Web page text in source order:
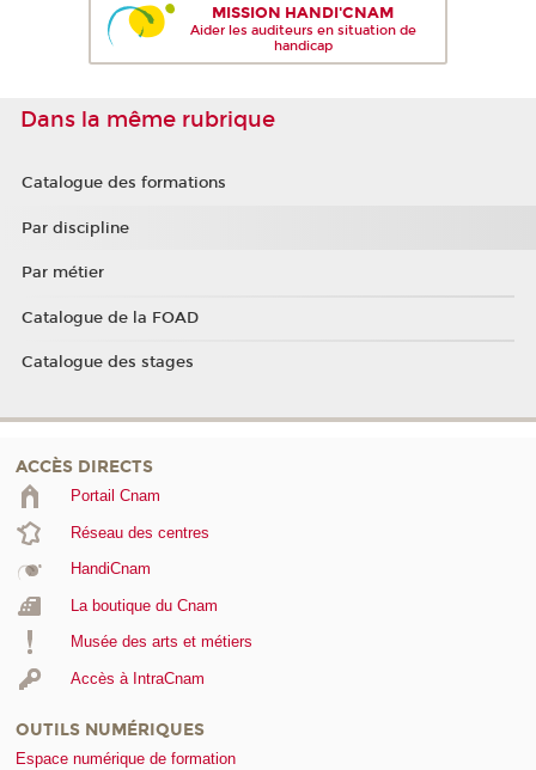
MISSION HANDI'CNAM
Aider les auditeurs en situation de
handicap
Dans la même rubrique
Catalogue des formations
Par discipline
Par métier
Catalogue de la FOAD
Catalogue des stages
ACCÈS DIRECTS
Portail Cnam
Réseau des centres
HandiCnam
La boutique du Cnam
Musée des arts et métiers
Accès à IntraCnam
OUTILS NUMÉRIQUES
Espace numérique de formation